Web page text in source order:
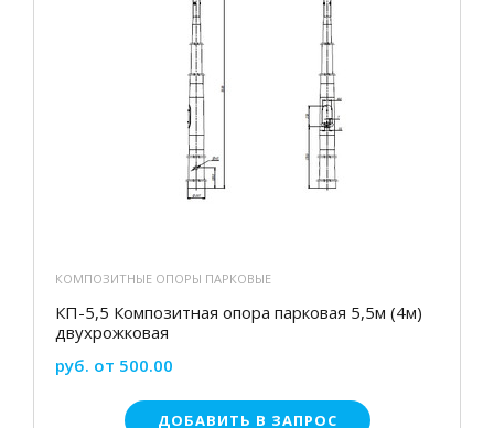
КОМПОЗИТНЫЕ ОПОРЫ ПАРКОВЫЕ
КП-5,5 Композитная опора парковая 5,5м (4м)
двухрожковая
руб. от 500.00
ДОБАВИТЬ В ЗАПРОС